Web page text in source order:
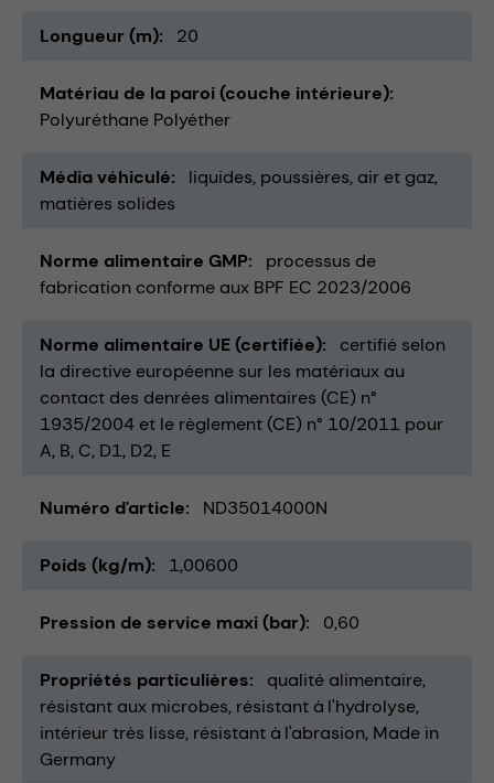
Longueur (m) 20
Matériau de la paroi (couche intérieure)
Polyuréthane Polyéther
Média véhiculé liquides poussières air et gaz
matières solides
Norme alimentaire GMP
processus de
fabrication conforme aux BPF EC 2023/2006
Norme alimentaire UE (certifiée)
certifié selon
la directive européenne sur les matériaux au
contact des denrées alimentaires (CE) n°
1935/2004 et le règlement (CE) n° 10/2011 pour
A, B, C, D1, D2, E
Numéro d'article ND35014000N
Poids (kg/m) 1,00600
Pression de service maxi (bar) 0,60
Propriétés particulières
qualité alimentaire
résistant aux microbes résistant à l'hydrolyse
intérieur très lisse résistant à l'abrasion Made in
Germany